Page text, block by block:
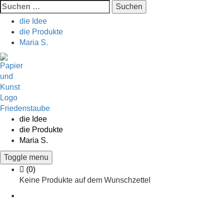
Suchen
nach:
die Idee
die Produkte
Maria S.
Skip
to
content
die Idee
die Produkte
Maria S.
Toggle menu
Cart
(0)
Keine Produkte auf dem Wunschzettel